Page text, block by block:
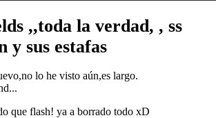
,,toda la verdad, , ss
y sus estafas
lo he visto aún,es largo.
que flash! ya a borrado todo xD